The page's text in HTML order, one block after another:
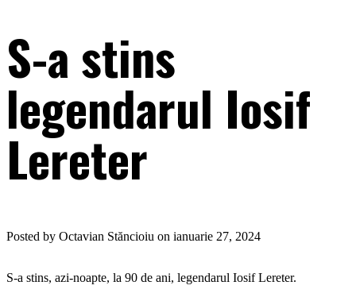
S-a stins
legendarul Iosif
Lereter
Posted by Octavian Stăncioiu on ianuarie 27, 2024
S-a stins, azi-noapte, la 90 de ani, legendarul Iosif Lereter.